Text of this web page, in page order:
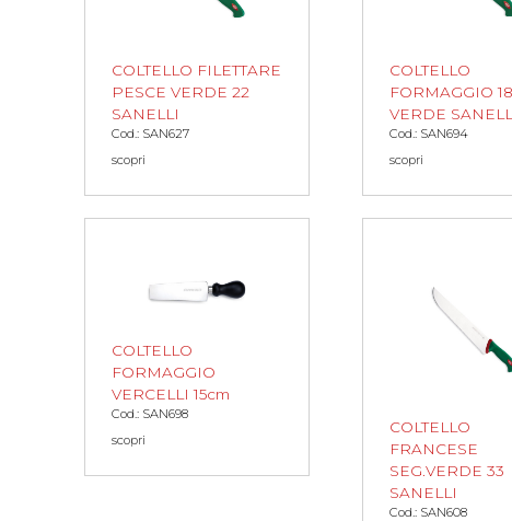
COLTELLO FILETTARE
PESCE VERDE 22
SANELLI
Cod.: SAN627
scopri
COLTELLO
FORMAGGIO 18
VERDE
Cod.: SAN694
scopri
COLTELLO
FORMAGGIO
VERCELLI 15cm
Cod.: SAN698
scopri
COLTELLO
FRANCESE
SEG.VERDE 33
SANELLI
Cod.: SAN608